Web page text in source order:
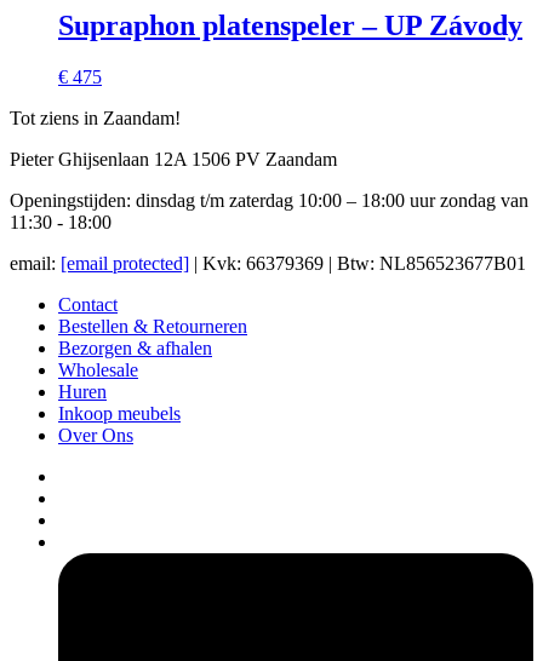
Supraphon platenspeler – UP Závody
€ 475
Tot ziens in Zaandam!
Pieter Ghijsenlaan 12A 1506 PV Zaandam
Openingstijden: dinsdag t/m zaterdag 10:00 – 18:00 uur zondag van
11:30 - 18:00
email: [email protected] | Kvk: 66379369 | Btw: NL856523677B01
Contact
Bestellen & Retourneren
Bezorgen & afhalen
Wholesale
Huren
Inkoop meubels
Over Ons